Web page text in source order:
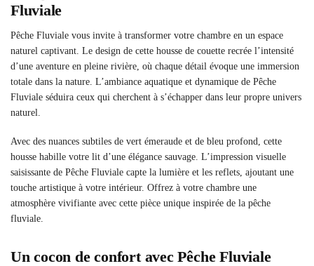
Fluviale
Pêche Fluviale vous invite à transformer votre chambre en un espace
naturel captivant. Le design de cette housse de couette recrée l’intensité
d’une aventure en pleine rivière, où chaque détail évoque une immersion
totale dans la nature. L’ambiance aquatique et dynamique de Pêche
Fluviale séduira ceux qui cherchent à s’échapper dans leur propre univers
naturel.
Avec des nuances subtiles de vert émeraude et de bleu profond, cette
housse habille votre lit d’une élégance sauvage. L’impression visuelle
saisissante de Pêche Fluviale capte la lumière et les reflets, ajoutant une
touche artistique à votre intérieur. Offrez à votre chambre une
atmosphère vivifiante avec cette pièce unique inspirée de la pêche
fluviale.
Un cocon de confort avec Pêche Fluviale